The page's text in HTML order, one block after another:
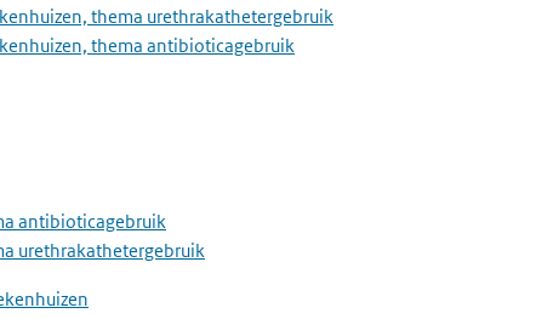
thema urethrakathetergebruik
thema antibioticagebruik
antibioticagebruik
urethrakathetergebruik